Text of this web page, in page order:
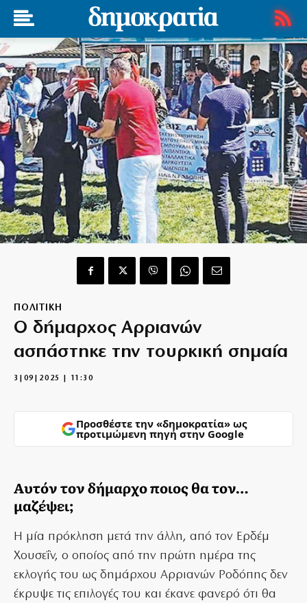
ΠΟΛΙΤΙΚΗ
Ο δήμαρχος Αρριανών
ασπάστηκε την τουρκική σημαία
3|09|2025 | 11:30
Προσθέστε την «δημοκρατία» ως
προτιμώμενη πηγή στην Google
Αυτόν τον δήμαρχο ποιος θα τον…
μαζέψει;
Η μία πρόκληση μετά την άλλη, από τον Ερδέμ
Χουσεΐν, ο οποίος από την πρώτη ημέρα της
εκλογής του ως δημάρχου Αρριανών Ροδόπης δεν
έκρυψε τις επιλογές του και έκανε φανερό ότι θα